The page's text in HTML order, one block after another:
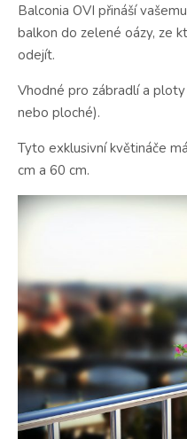
Balconia OVI přináší
balkon do zelené oázy, ze
odejít.
Vhodné pro zábradlí a
nebo ploché).
Tyto exklusivní květináče
cm a 60 cm.